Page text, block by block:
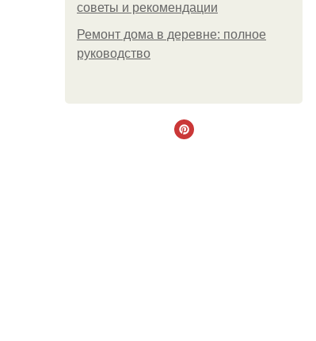
советы и рекомендации
Ремонт дома в деревне: полное
руководство